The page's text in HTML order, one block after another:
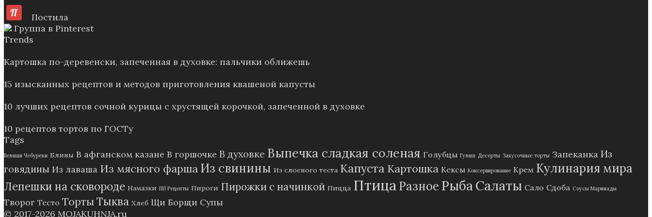
Постила
Группа в Pinterest
Trends
Картошка по-деревенски, запеченная в духовке: пальчики оближешь
15 изысканных рецептов и методов приготовления квашеной капусты
10 лучших рецептов сочной курицы с хрустящей корочкой, запеченной в духовке
10 рецептов тортов по ГОСТу
Tags
Беляши Чебуреки Блины В афганском казане В горшочке В духовке Выпечка сладкая соленая Голубцы Гуляш Десерты Закусочные торты Запеканка Из
говядины Из лаваша Из мясного фарша Из свинины Из слоеного теста Капуста Картошка Кексы Консервирование Крем Кулинария мира
Лепешки на сковороде Намазки ПП Рецепты Пироги Пирожки с начинкой Пицца ПтицаРазное Рыба Салаты Сало Сдоба Соусы Маринады
Творог Тесто ТортыТыква Хлеб Щи Борщи Супы
© 2017-2026 MOJAKUHNJA.ru